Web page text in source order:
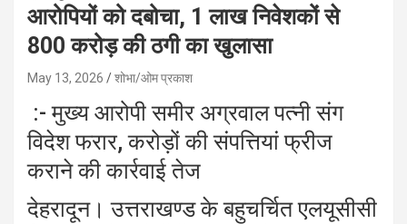
आरोपियों को दबोचा, 1 लाख निवेशकों से
800 करोड़ की ठगी का खुलासा
May 13, 2026 शोभा/ओम प्रकाश
:- मुख्य आरोपी समीर अग्रवाल पत्नी संग
विदेश फरार, करोड़ों की संपत्तियां फ्रीज
कराने की कार्रवाई तेज
देहरादून। उत्तराखण्ड के बहुचर्चित एलयूसीसी